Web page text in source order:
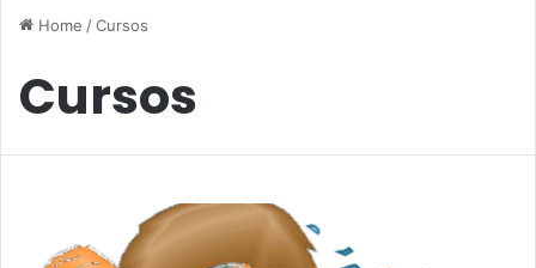
Home /Cursos
Cursos